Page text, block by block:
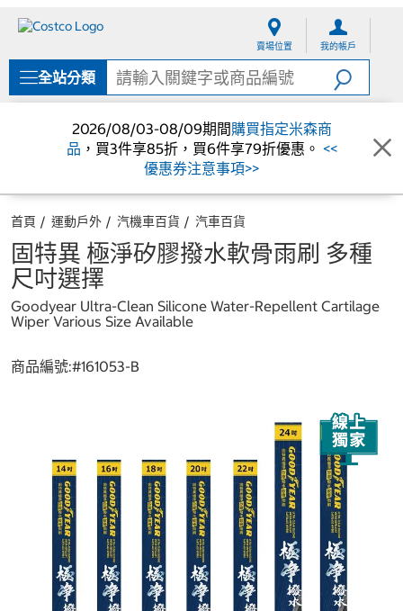
單
賣場位置 我的帳戶
全站分類
2026/08/03-08/09期間購買指定米森商
品 ，買3件享85折，買6件享79折優惠。 <<
優惠券注意事項>>
首頁 運動戶外 汽機車百貨 汽車百貨
固特異 極淨矽膠撥水軟骨雨刷 多種
尺吋選擇
Goodyear Ultra-Clean Silicone Water-Repellent Cartilage
Wiper Various Size Available
商品編號:#161053-B